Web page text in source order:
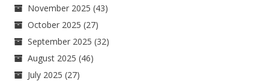
November 2025 (43)
October 2025 (27)
September 2025 (32)
August 2025 (46)
July 2025 (27)